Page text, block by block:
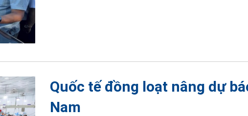
Quốc tế đồng loạt nâng dự
Nam